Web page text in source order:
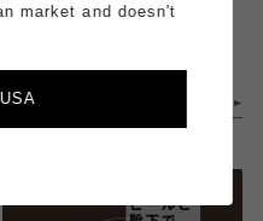
靴下屋
market and doesn't